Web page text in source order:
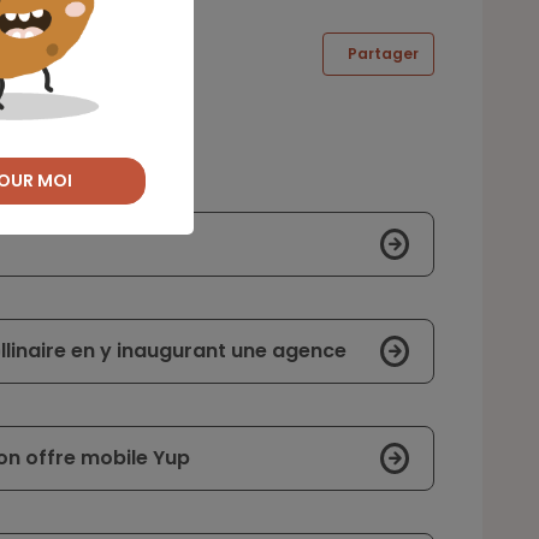
Partager
en y inaugurant une agence
offre mobile Yup
MOI